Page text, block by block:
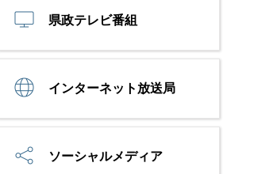
県政テレビ番組
インターネット放送局
ソーシャルメディア